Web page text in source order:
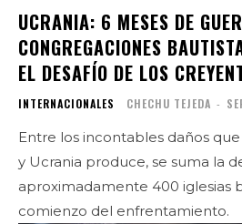
UCRANIA: 6 MESES DE
CONGREGACIONES
EL DESAFÍO DE LOS
INTERNACIONALES CHECHU TEJEDA -
Entre los incontables daños
y Ucrania produce, se suma la
aproximadamente 400 iglesias
comienzo del enfrentamiento.